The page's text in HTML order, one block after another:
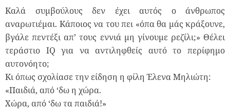
Καλά συμβούλους δεν έχει αυτός ο άνθρωπος
αναρωτιέμαι. Κάποιος να του πει «όπα θα μάς κράξουνε,
βγάλε πεντέξι απ’ τους εννιά μη γίνουμε ρεζίλι;» Θέλει
τεράστιο IQ για να αντιληφθείς αυτό το περίφημο
αυτονόητο;
Κι όπως σχολίασε την είδηση η φίλη Έλενα Μηλιώτη:
«Παιδιά, από ‘δω η χώρα.
Χώρα, από ‘δω τα παιδιά!»